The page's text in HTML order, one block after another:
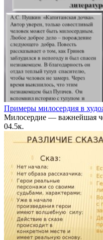
Примеры милосердия в
Милосердие — важнейшая
04.5к.